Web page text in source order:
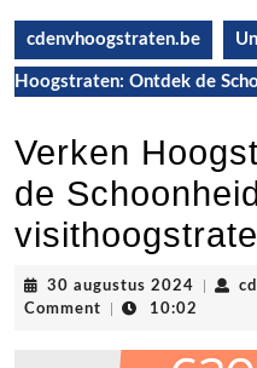
cdenvhoogstraten.be
Hoogstraten: Ontdek de
Verken
de
30 augustus 2024 30
augustus
Comment
10:02